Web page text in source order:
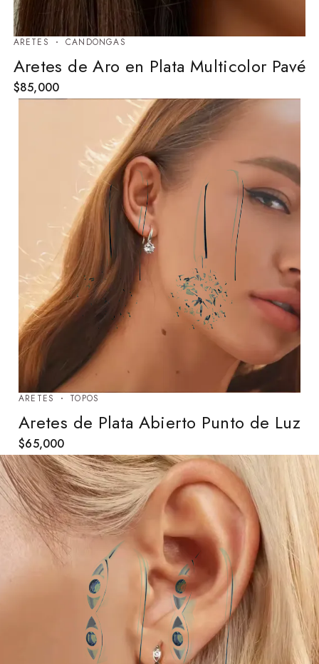
ARETES ⁠CANDONGAS
Aretes de Aro en Plata Multicolor Pavé
$85,000
ARETES TOPOS
Aretes de Plata Abierto Punto de Luz
$65,000